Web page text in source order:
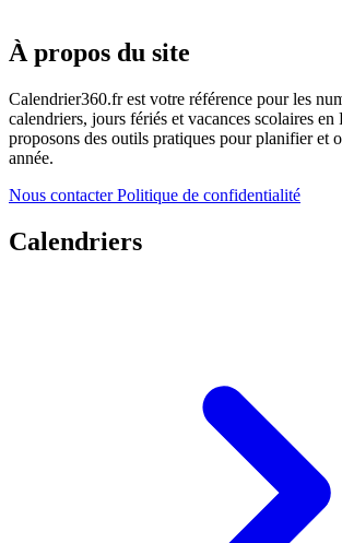
À propos du site
Calendrier360.fr est votre référence pour les
calendriers, jours fériés et vacances scolaires en
proposons des outils pratiques pour planifier et
année.
Nous contacterPolitique de confidentialité
Calendriers